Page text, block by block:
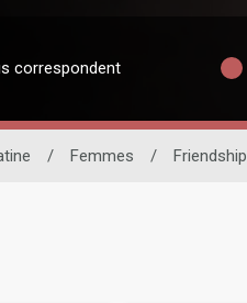
correspondent
/ Femmes / Friendship